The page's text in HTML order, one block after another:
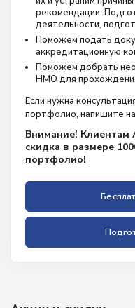
рекомендации.
деятельности,
Поможем подать
аккредитационную
Поможем добрать
НМО для
Если нужна
портфолио, напишите
Внимание! Клиентам
скидка в размере
портфолио!